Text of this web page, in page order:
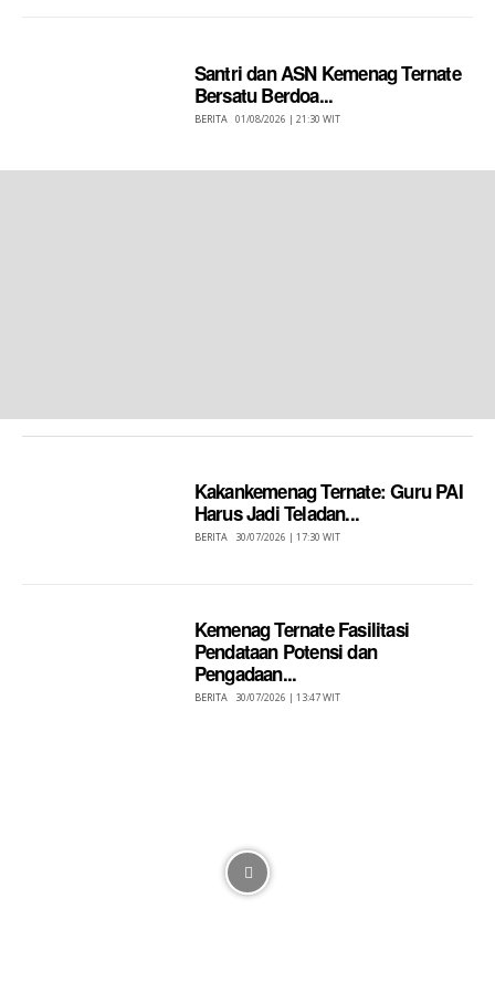
Santri dan ASN Kemenag Ternate
Bersatu Berdoa...
BERITA 01/08/2026 | 21:30 WIT
Kakankemenag Ternate: Guru PAI
Harus Jadi Teladan...
BERITA 30/07/2026 | 17:30 WIT
Kemenag Ternate Fasilitasi
Pendataan Potensi dan
Pengadaan...
BERITA 30/07/2026 | 13:47 WIT